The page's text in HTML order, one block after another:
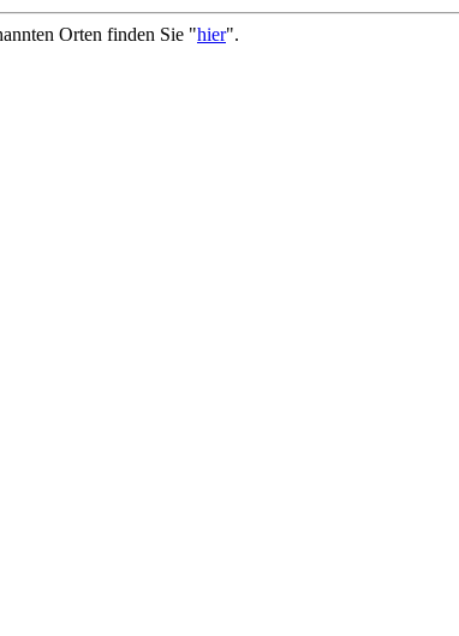
Orten finden Sie "hier".